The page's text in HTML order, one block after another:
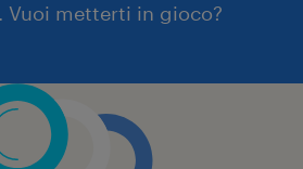
Vuoi metterti in gioco?